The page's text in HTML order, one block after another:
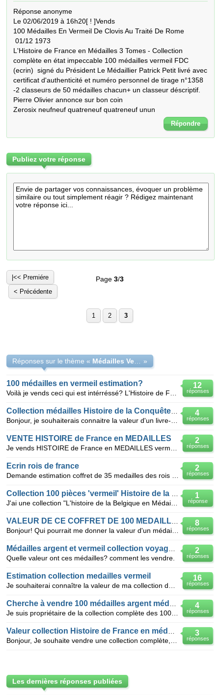
Réponse anonyme
Le 02/06/2019 à 16h20[ ! ]Vends
100 Médailles En Vermeil De Clovis Au Traité De Rome
01/12 1973
L'Histoire de France en Médailles 3 Tomes - Collection
complète en état impeccable 100 médailles vermeil FDC
(ecrin)  signé du Président Le Médaillier Patrick Petit livré avec
certificat d'authenticité et numéro personnel de tirage n°1358
-2 classeurs de 50 médailles chacun+ un classeur déscriptif.
Pierre Olivier annonce sur bon coin
Zerosix neufneuf quatreneuf quatreneuf unun
Répondre
Publiez votre réponse
|<< Premiére
< Précédente
Page3/3
1 2 3
Réponses sur le thème « »
12
réponses
100 médailles en vermeil estimation?
4
réponses
2
réponses
VENTE HISTOIRE de France en MEDAILLES
2
réponses
Ecrin rois de france
1
réponse
8
réponses
2
réponses
Quelle valeur ont ces médailles? comment les vendre.
16
réponses
Estimation collection medailles vermeil
4
réponses
3
réponses
Les dernières réponses publiées